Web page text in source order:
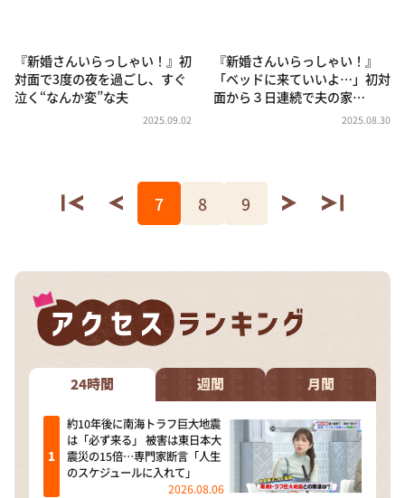
『新婚さんいらっしゃい！』初
対面で3度の夜を過ごし、すぐ
泣く“なんか変”な夫
2025.09.02
『新婚さんいらっしゃい！』
「ベッドに来ていいよ…」初対
面から３日連続で夫の家…
2025.08.30
7 8 9
24時間 週間 月間
約10年後に南海トラフ巨大地震
は「必ず来る」 被害は東日本大
震災の15倍…専門家断言「人生
のスケジュールに入れて」
2026.08.06